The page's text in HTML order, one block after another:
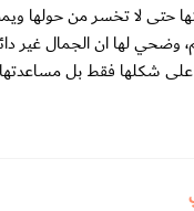
حتى لا تخسر من حولها
لها ان الجمال غير
على شكلها فقط بل